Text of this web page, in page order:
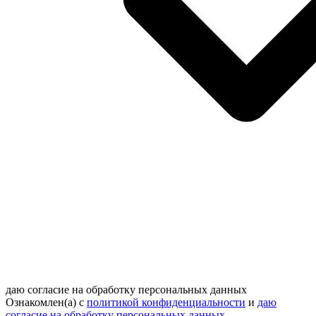
даю согласие на обработку персональных данных
Ознакомлен(а) с политикой конфиденциальности и даю